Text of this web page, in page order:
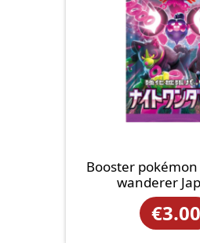
Booster
wanderer
€3.00